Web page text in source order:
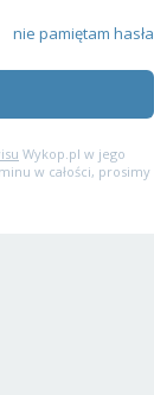
nie pamiętam hasła
Wykop.pl w jego
w całości, prosimy